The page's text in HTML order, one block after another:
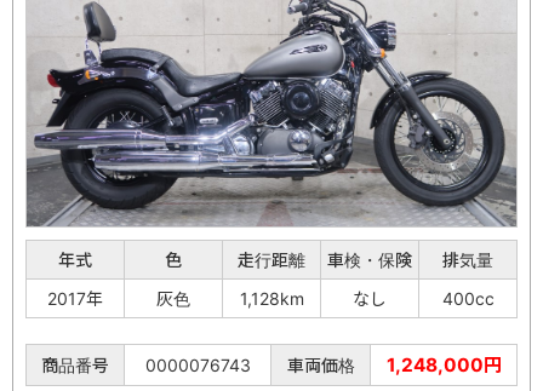
年式 色 走行距離 車検・保険
排気量
2017年
灰色 1,128km なし 400cc
商品番号 0000076743 車両価格 1,248,000円